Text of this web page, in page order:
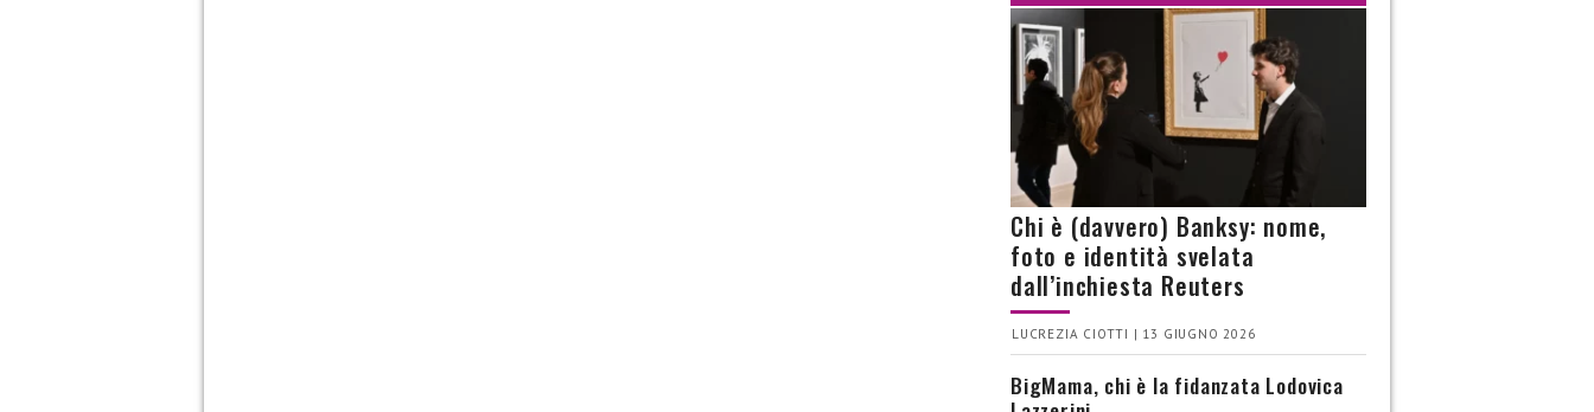
Chi è (davvero) Banksy: nome,
foto e identità svelata
dall’inchiesta Reuters
LUCREZIA CIOTTI | 13 GIUGNO 2026
BigMama, chi è la fidanzata Lodovica